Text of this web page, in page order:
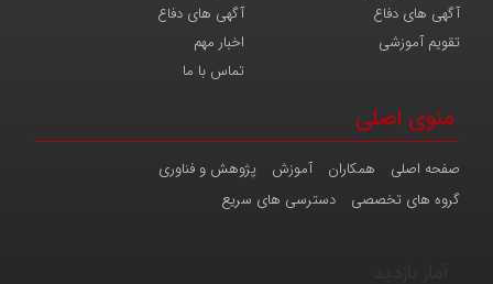
آگهی های دفاع
آگهی های دفاع
اخبار مهم
تقویم آموزشی
تماس با ما
منوی اصلی
صفحه اصلی همکاران آموزش
پژوهش و فناوری
گروه های تخصصی
دسترسی های سریع